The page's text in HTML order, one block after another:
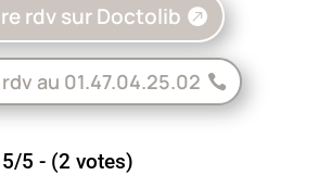
rdv sur Doctolib
au 01.47.04.25.02
5/5 - (2 votes)